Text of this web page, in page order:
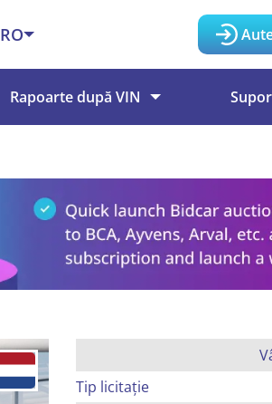
RO
Rapoarte după VIN
Tip licitație